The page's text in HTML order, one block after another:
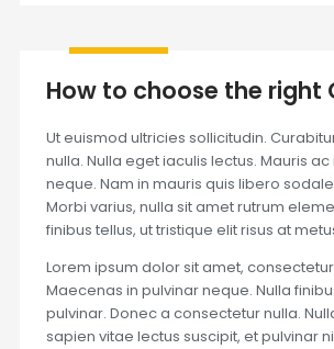
How to choose the right
Ut euismod ultricies sollicitudin.
nulla. Nulla eget iaculis lectus. Mauris
neque. Nam in mauris quis libero
Morbi varius, nulla sit amet rutrum
finibus tellus, ut tristique elit risus at
Lorem ipsum dolor sit amet,
Maecenas in pulvinar neque. Nulla
pulvinar. Donec a consectetur nulla.
sapien vitae lectus suscipit, et pulvinar